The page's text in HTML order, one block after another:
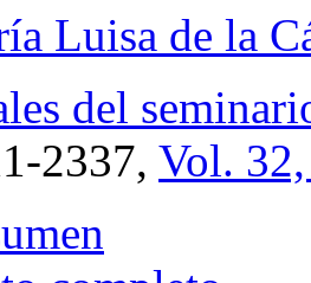
Luisa de la
del
2337, Vol.